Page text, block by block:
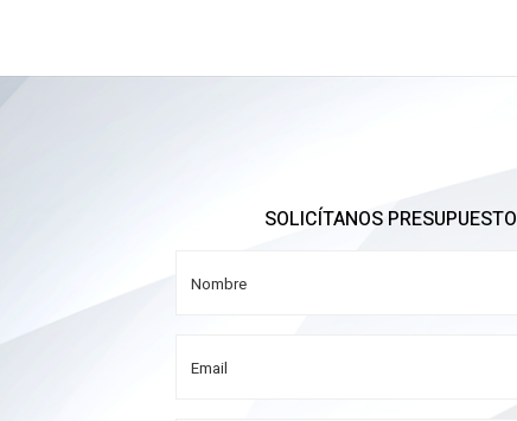
SOLICÍTANOS PRESUPUESTO